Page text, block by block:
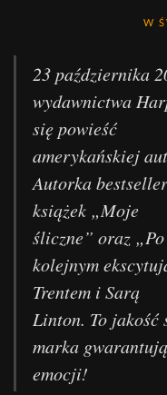
W
23 października
wydawnictwa
się powieść
amerykańskiej
Autorka
książek „Moje
śliczne” oraz
kolejnym
Trentem i Sarą
Linton. To jakość
marka
emocji!